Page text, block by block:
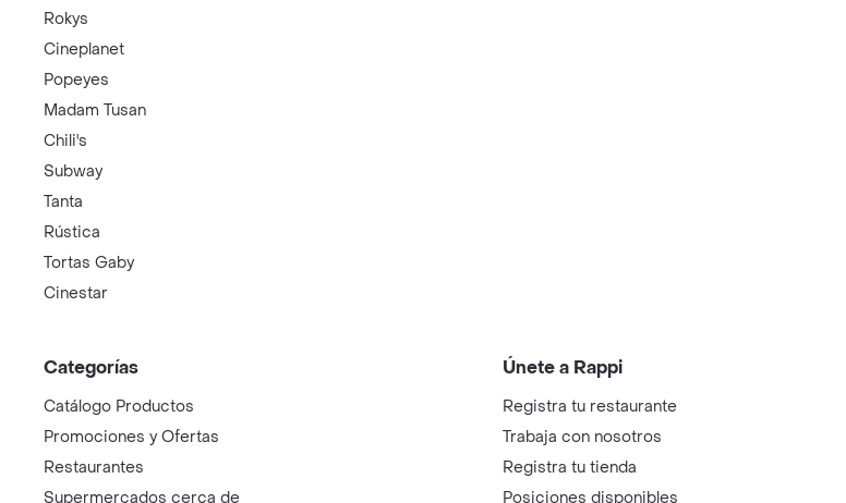
Rokys
Cineplanet
Popeyes
Madam Tusan
Chili's
Subway
Tanta
Rústica
Tortas Gaby
Cinestar
Categorías
Catálogo Productos
Promociones y Ofertas
Restaurantes
Supermercados cerca de
Únete a Rappi
Registra tu restaurante
Trabaja con nosotros
Registra tu tienda
Posiciones disponibles